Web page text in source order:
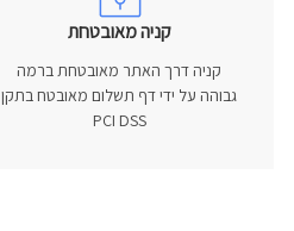
קניה מאובטחת
קניה דרך האתר מאובטחת ברמה
גבוהה על ידי דף תשלום מאובטח בתקן
PCI DSS